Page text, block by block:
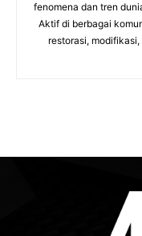
fenomena dan tren
Aktif di berbagai
restorasi,